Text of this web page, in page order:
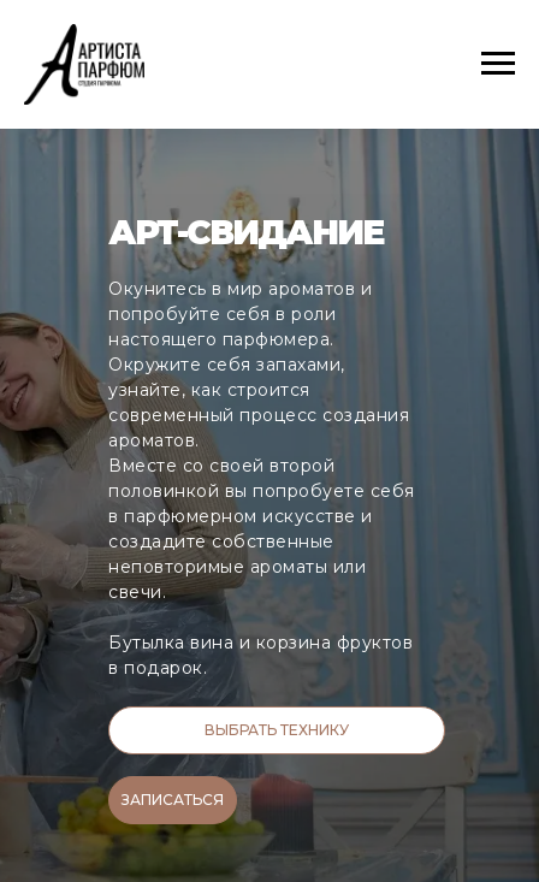
ВЫБРАТЬ ТЕХНИКУ
ЗАПИСАТЬСЯ
Окунитесь в мир ароматов и
попробуйте себя в роли
настоящего парфюмера.
Окружите себя запахами,
узнайте, как строится
современный процесс создания
ароматов.
Вместе со своей второй
половинкой вы попробуете себя
в парфюмерном искусстве и
создадите собственные
неповторимые ароматы или
свечи.
Бутылка вина и корзина фруктов
в подарок.
АРТ-СВИДАНИЕ